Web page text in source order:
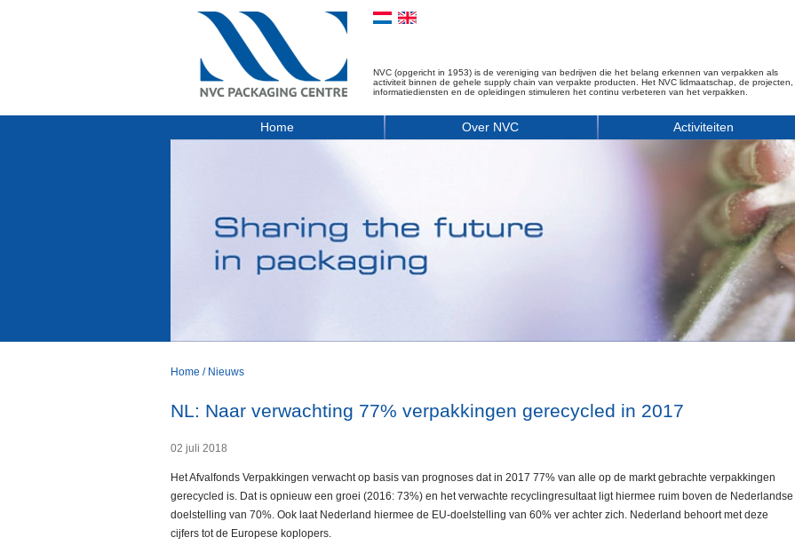
NVC (opgericht in 1953) is de vereniging van bedrijven die het belang erkennen van verpakken als
activiteit binnen de gehele supply chain van verpakte producten. Het NVC lidmaatschap, de projecten,
informatiediensten en de opleidingen stimuleren het continu verbeteren van het verpakken.
Home Over NVC Activiteiten
Home / Nieuws
NL: Naar verwachting 77% verpakkingen gerecycled in 2017
02 juli 2018
Het Afvalfonds Verpakkingen verwacht op basis van prognoses dat in 2017 77% van alle op de markt gebrachte verpakkingen
gerecycled is. Dat is opnieuw een groei (2016: 73%) en het verwachte recyclingresultaat ligt hiermee ruim boven de Nederlandse
doelstelling van 70%. Ook laat Nederland hiermee de EU-doelstelling van 60% ver achter zich. Nederland behoort met deze
cijfers tot de Europese koplopers.